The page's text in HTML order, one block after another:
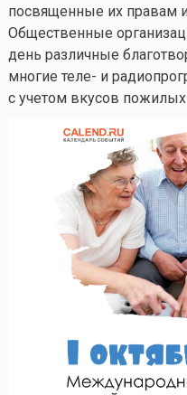
посвященные их правам
Общественные
день различные
многие теле- и
с учетом вкусов